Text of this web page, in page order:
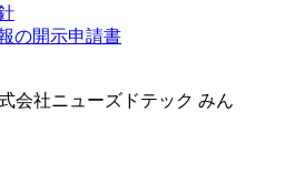
の開示申請書
会社ニューズドテック みん